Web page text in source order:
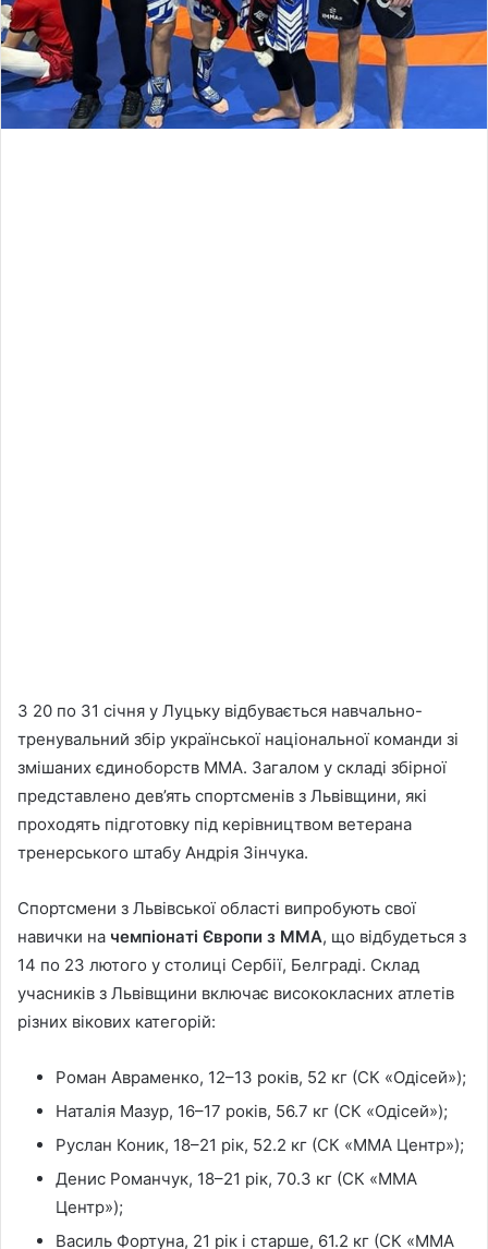
З 20 по 31 січня у Луцьку відбувається навчально-
тренувальний збір української національної команди зі
змішаних єдиноборств ММА. Загалом у складі збірної
представлено дев’ять спортсменів з Львівщини, які
проходять підготовку під керівництвом ветерана
тренерського штабу Андрія Зінчука.
Спортсмени з Львівської області випробують свої
навички на чемпіонаті Європи з ММА, що відбудеться з
14 по 23 лютого у столиці Сербії, Белграді. Склад
учасників з Львівщини включає висококласних атлетів
різних вікових категорій:
Роман Авраменко, 12–13 років, 52 кг (СК «Одісей»);
Наталія Мазур, 16–17 років, 56.7 кг (СК «Одісей»);
Руслан Коник, 18–21 рік, 52.2 кг (СК «ММА Центр»);
Денис Романчук, 18–21 рік, 70.3 кг (СК «ММА
Центр»);
Василь Фортуна, 21 рік і старше, 61.2 кг (СК «ММА